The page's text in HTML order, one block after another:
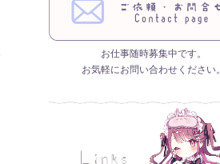
お仕事随時募集中です。
お気軽にお問い合わせください。